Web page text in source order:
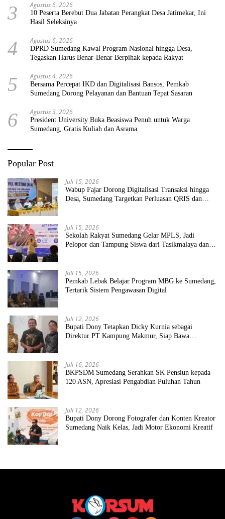
3 Agustus 6, 2026
10 Peserta Berebut Dua Jabatan Perangkat Desa Jatimekar, Ini
Hasil Seleksinya
4 Agustus 6, 2026
DPRD Sumedang Kawal Program Nasional hingga Desa,
Tegaskan Harus Benar-Benar Berpihak kepada Rakyat
5 Agustus 4, 2026
Bersama Percepat IKD dan Digitalisasi Bansos, Pemkab
Sumedang Dorong Pelayanan dan Bantuan Tepat Sasaran
6 Agustus 3, 2026
President University Buka Beasiswa Penuh untuk Warga
Sumedang, Gratis Kuliah dan Asrama
Popular Post
Juli 15, 2026
Wabup Fajar Dorong Digitalisasi Transaksi hingga
Desa, Sumedang Targetkan Perluasan QRIS dan
Juli 15, 2026
Sekolah Rakyat Sumedang Gelar MPLS, Jadi
Pelopor dan Tampung Siswa dari Tasikmalaya dan
Juli 15, 2026
Pemkab Lebak Belajar Program MBG ke Sumedang,
Tertarik Sistem Pengawasan Digital
Juli 12, 2026
Bupati Dony Tetapkan Dicky Kurnia sebagai
Direktur PT Kampung Makmur, Siap Bawa
Juli 16, 2026
BKPSDM Sumedang Serahkan SK Pensiun kepada
120 ASN, Apresiasi Pengabdian Puluhan Tahun
Juli 12, 2026
Bupati Dony Dorong Fotografer dan Konten Kreator
Sumedang Naik Kelas, Jadi Motor Ekonomi Kreatif